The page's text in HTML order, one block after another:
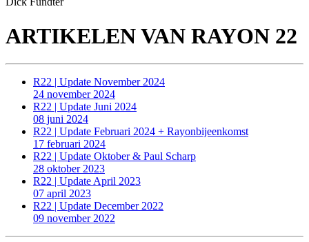
ARTIKELEN VAN RAYON 22
R22 | Update November 2024
24 november 2024
R22 | Update Juni 2024
08 juni 2024
R22 | Update Februari 2024 + Rayonbijeenkomst
17 februari 2024
R22 | Update Oktober & Paul Scharp
28 oktober 2023
R22 | Update April 2023
07 april 2023
R22 | Update December 2022
09 november 2022